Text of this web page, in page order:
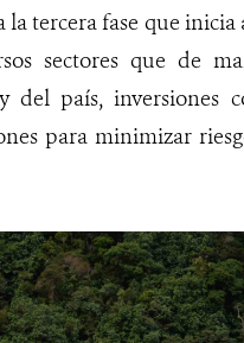
tercera fase que inicia
sectores que de
país, inversiones
para minimizar